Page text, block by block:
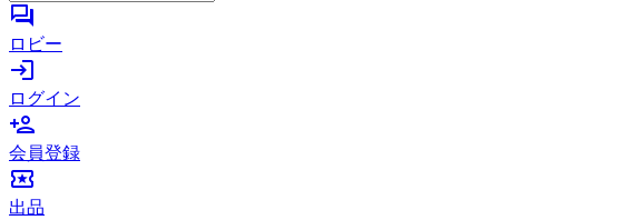
forum
ロビー
login
ログイン
person_add
会員登録
local_activity
出品